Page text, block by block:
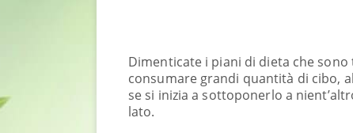
Dimenticate i piani di dieta che
consumare grandi quantità di cibo,
se si inizia a sottoponerlo a
lato.